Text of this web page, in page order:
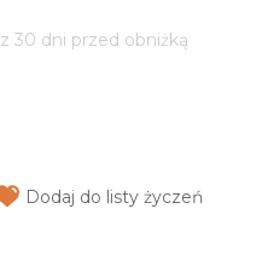
30 dni przed obniżką
Dodaj do listy życzeń